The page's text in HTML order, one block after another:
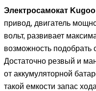
Электросамокат Kugoo
привод, двигатель
вольт, развивает
возможность подобрать
Достаточно резвый и
от аккумуляторной
такой емкости запас